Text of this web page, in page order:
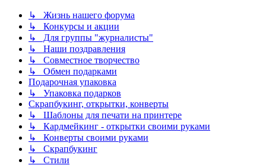
↳ Жизнь нашего форума
↳ Конкурсы и акции
↳ Для группы "журналисты"
↳ Наши поздравления
↳ Совместное творчество
↳ Обмен подарками
Подарочная упаковка
↳ Упаковка подарков
Скрапбукинг, открытки, конверты
↳ Шаблоны для печати на принтере
↳ Кардмейкинг - открытки своими руками
↳ Конверты своими руками
↳ Скрапбукинг
↳ Стили